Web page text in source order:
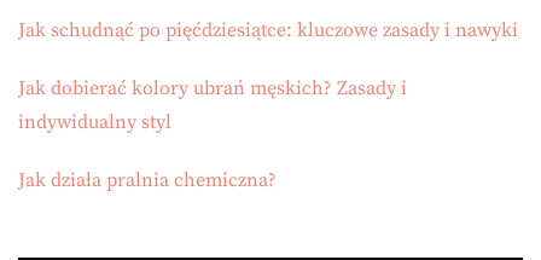
Jak schudnąć po pięćdziesiątce: kluczowe zasady i nawyki
Jak dobierać kolory ubrań męskich? Zasady i
indywidualny styl
Jak działa pralnia chemiczna?